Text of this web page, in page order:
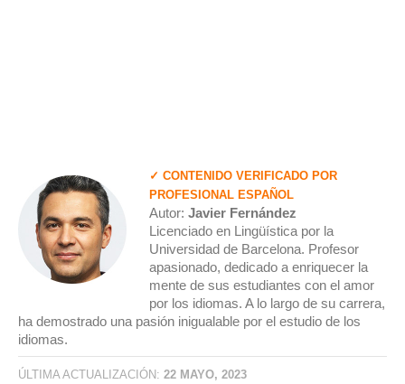
✓ CONTENIDO VERIFICADO POR
PROFESIONAL ESPAÑOL
Autor: Javier Fernández
Licenciado en Lingüística por la
Universidad de Barcelona. Profesor
apasionado, dedicado a enriquecer la
mente de sus estudiantes con el amor
por los idiomas. A lo largo de su carrera,
ha demostrado una pasión inigualable por el estudio de los
idiomas.
ÚLTIMA ACTUALIZACIÓN: 22 MAYO, 2023